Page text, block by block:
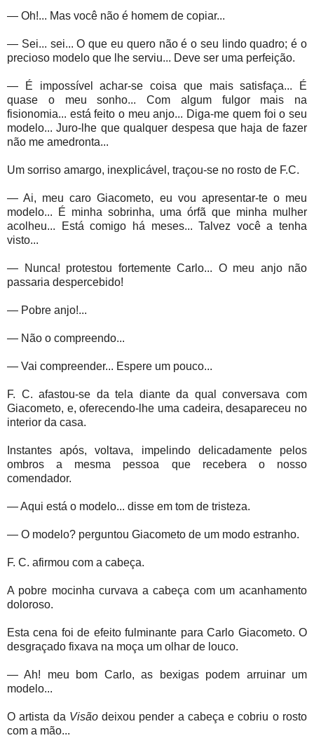
— Oh!... Mas você não é homem de copiar...
— Sei... sei... O que eu quero não é o seu lindo quadro; é o
precioso modelo que lhe serviu... Deve ser uma perfeição.
— É impossível achar-se coisa que mais satisfaça... É
quase o meu sonho... Com algum fulgor mais na
fisionomia... está feito o meu anjo... Diga-me quem foi o seu
modelo... Juro-lhe que qualquer despesa que haja de fazer
não me amedronta...
Um sorriso amargo, inexplicável, traçou-se no rosto de F.C.
— Ai, meu caro Giacometo, eu vou apresentar-te o meu
modelo... É minha sobrinha, uma órfã que minha mulher
acolheu... Está comigo há meses... Talvez você a tenha
visto...
— Nunca! protestou fortemente Carlo... O meu anjo não
passaria despercebido!
— Pobre anjo!...
— Não o compreendo...
— Vai compreender... Espere um pouco...
F. C. afastou-se da tela diante da qual conversava com
Giacometo, e, oferecendo-lhe uma cadeira, desapareceu no
interior da casa.
Instantes após, voltava, impelindo delicadamente pelos
ombros a mesma pessoa que recebera o nosso
comendador.
— Aqui está o modelo... disse em tom de tristeza.
— O modelo? perguntou Giacometo de um modo estranho.
F. C. afirmou com a cabeça.
A pobre mocinha curvava a cabeça com um acanhamento
doloroso.
Esta cena foi de efeito fulminante para Carlo Giacometo. O
desgraçado fixava na moça um olhar de louco.
— Ah! meu bom Carlo, as bexigas podem arruinar um
modelo...
O artista da Visãodeixou pender a cabeça e cobriu o rosto
com a mão...